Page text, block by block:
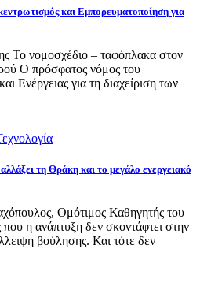
και Εμπορευματοποίηση για
Το νομοσχέδιο – ταφόπλακα στον
Ο πρόσφατος νόμος του
Ενέργειας για τη διαχείριση των
τη Θράκη και το μεγάλο ενεργειακό
Ομότιμος Καθηγητής του
η ανάπτυξη δεν σκοντάφτει στην
βούλησης. Και τότε δεν